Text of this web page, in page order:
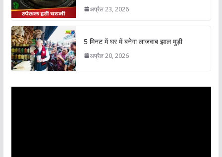
अप्रैल 23, 2026
5 मिनट में घर में बनेगा लाजवाब झाल मुड़ी
अप्रैल 20, 2026